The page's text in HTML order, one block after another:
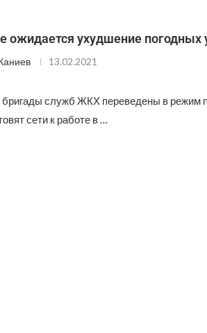
ожидается ухудшение погодных
13.02.2021
служб ЖКХ переведены в режим
сети к работе в …